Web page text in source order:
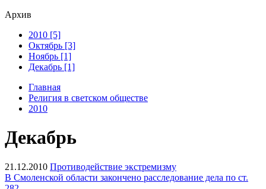
Архив
2010 [5]
Октябрь [3]
Ноябрь [1]
Декабрь [1]
Главная
Религия в светском обществе
2010
Декабрь
21.12.2010 Противодействие экстремизму
В Смоленской области закончено расследование дела по ст.